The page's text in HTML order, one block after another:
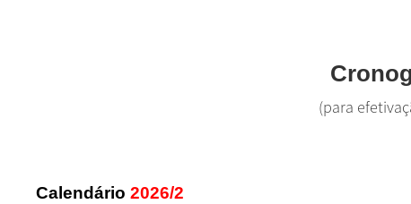
(para
Calendário 2026/2